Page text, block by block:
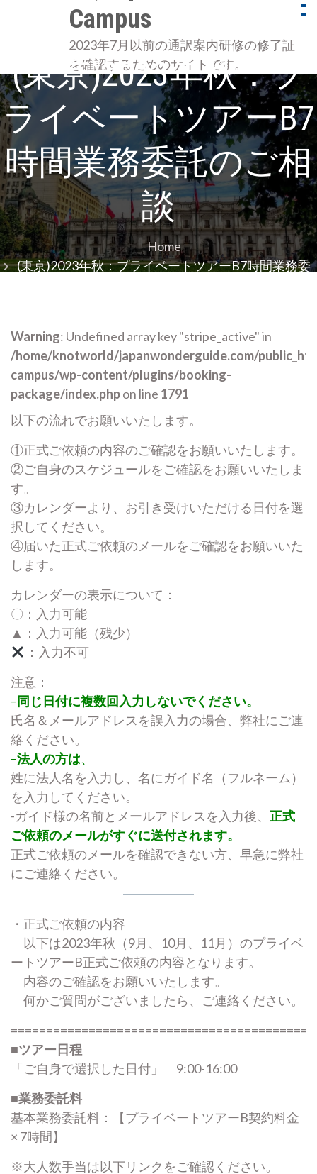
Campus
2023年7月以前の通訳案内研修の修了証
を確認するためのサイトです。
(東京)2023年秋：プ
ライベートツアーB7
時間業務委託のご相
談
Home
(東京)2023年秋：プライベートツアーB7時間業務委
Warning: Undefined array key "stripe_active" in
/home/knotworld/japanwonderguide.com/
campus/wp-content/plugins/booking-
package/index.phpon line 1791
以下の流れでお願いいたします。
①正式ご依頼の内容のご確認をお願いいたします。
②ご自身のスケジュールをご確認をお願いいたしま
す。
③カレンダーより、お引き受けいただける日付を選
択してください。
④届いた正式ご依頼のメールをご確認をお願いいた
します。
カレンダーの表示について：
〇：入力可能
▲：入力可能（残少）
：入力不可
注意：
–同じ日付に複数回入力しないでください。
氏名＆メールアドレスを誤入力の場合、弊社にご連
絡ください。
–法人の方は、
姓に法人名を入力し、名にガイド名（フルネーム）
を入力してください。
-ガイド様の名前とメールアドレスを入力後、 正式
ご依頼のメールがすぐに送付されます。
正式ご依頼のメールを確認できない方、早急に弊社
にご連絡ください。
・正式ご依頼の内容
以下は2023年秋（9月、10月、11月）のプライベ
ートツアーB正式ご依頼の内容となります。
内容のご確認をお願いいたします。
何かご質問がございましたら、ご連絡ください。
■ツアー日程
「ご自身で選択した日付」 9:00-16:00
■業務委託料
基本業務委託料：【プライベートツアーB契約料金
× 7時間】
※大人数手当は以下リンクをご確認ください。